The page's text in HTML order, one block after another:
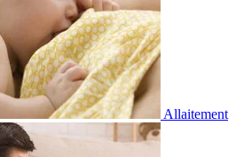
Allaitement